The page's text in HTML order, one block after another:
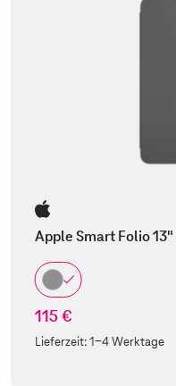
Apple Smart Folio
115 €
Lieferzeit:1-4 Werktage